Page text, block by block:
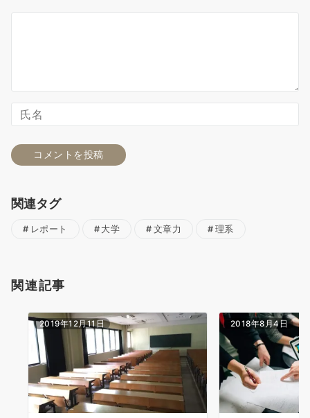
関連タグ
レポート 大学 文章力 理系
関連記事
2019年12月11日 2018年8月4日